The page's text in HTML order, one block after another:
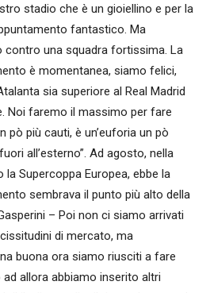
stadio che è un gioiellino e per la
fantastico. Ma
contro una squadra fortissima. La
è momentanea, siamo felici,
sia superiore al Real Madrid
Noi faremo il massimo per fare
pò più cauti, è un’euforia un pò
all’esterno”. Ad agosto, nella
Supercoppa Europea, ebbe la
sembrava il punto più alto della
– Poi non ci siamo arrivati
di mercato, ma
buona ora siamo riusciti a fare
allora abbiamo inserito altri